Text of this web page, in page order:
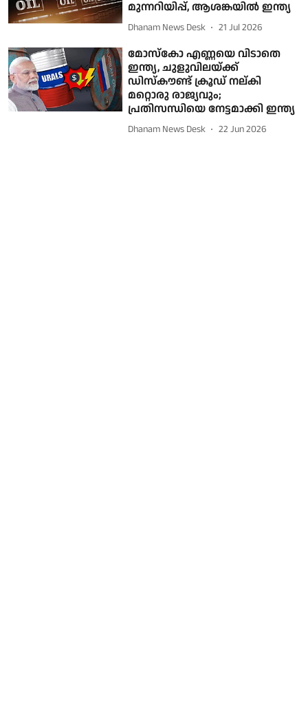
മുന്നറിയിപ്പ്, ആശങ്കയിൽ ഇന്ത്യ
Dhanam News Desk 21 Jul 2026
മോസ്‌കോ എണ്ണയെ വിടാതെ
ഇന്ത്യ, ചുളുവിലയ്ക്ക്
ഡിസ്‌കൗണ്ട് ക്രൂഡ് നല്കി
മറ്റൊരു രാജ്യവും;
പ്രതിസന്ധിയെ നേട്ടമാക്കി ഇന്ത്യ
Dhanam News Desk 22 Jun 2026